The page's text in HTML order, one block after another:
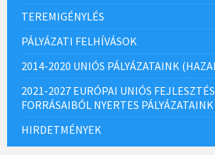
TEREMIGÉNYLÉS
PÁLYÁZATI FELHÍVÁSOK
2014-2020 UNIÓS PÁLYÁZATAINK
2021-2027 EURÓPAI UNIÓS
FORRÁSAIBÓL NYERTES PÁLYÁZATAINK
HIRDETMÉNYEK